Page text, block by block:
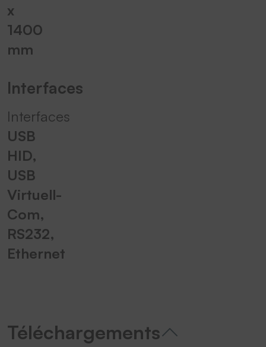
x
1400
mm
Interfaces
Interfaces
USB
HID,
USB
Virtuell-
Com,
RS232,
Ethernet
Téléchargements